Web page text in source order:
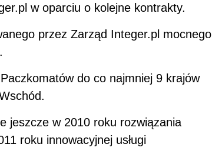
w oparciu o kolejne kontrakty.
przez Zarząd Integer.pl mocnego
do co najmniej 9 krajów
jeszcze w 2010 roku rozwiązania
roku innowacyjnej usługi